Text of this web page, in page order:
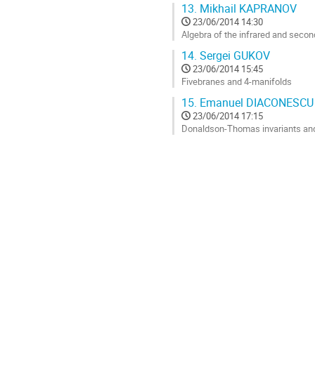
13. Mikhail KAPRANOV
23/06/2014 14:30
Algebra of the infrared and
à
la
page
de
la
contribution
14. Sergei GUKOV
23/06/2014 15:45
Fivebranes and 4-manifolds
à
la
page
15. Emanuel DIACONESCU
23/06/2014 17:15
Donaldson-Thomas invariants